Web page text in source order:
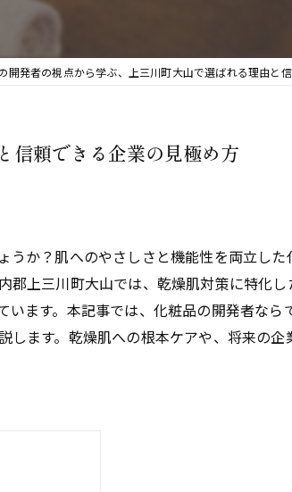
開発者の視点から学ぶ、上三川町大山で選ばれる理由と
信頼できる企業の見極め方
か？肌へのやさしさと機能性を両立した
上三川町大山では、乾燥肌対策に特化
ます。本記事では、化粧品の開発者なら
ます。乾燥肌への根本ケアや、将来の企